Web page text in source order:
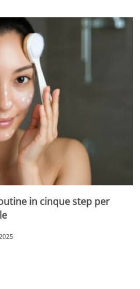
in cinque step per